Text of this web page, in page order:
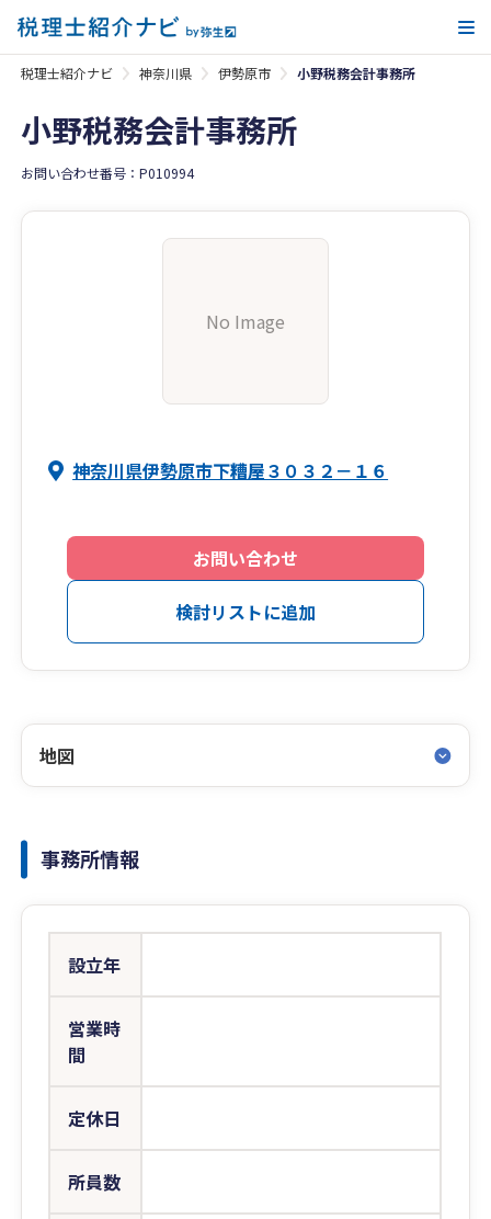
税理士紹介ナビ 神奈川県 伊勢原市 小野税務会計事務所
小野税務会計事務所
お問い合わせ番号：P010994
No Image
神奈川県伊勢原市下糟屋３０３２－１６
お問い合わせ
検討リストに追加
地図
事務所情報
設立年
営業時
間
定休日
所員数